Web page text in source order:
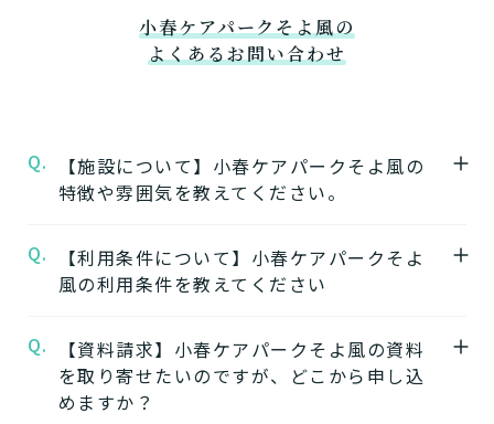
小春ケアパークそよ風の
よくあるお問い合わせ
Q.
【施設について】小春ケアパークそよ風の
特徴や雰囲気を教えてください。
★施設の特徴★
小春ケアパークそよ風の公式ページでは施設
す。
★施設の雰囲気★
Q.
【利用条件について】小春ケアパークそよ
風の利用条件を教えてください
要介護度：自立、要支援1、要支援2、要介護
1、要介護2、要介護3、要介護4、要介護5
※施設ごとに年齢などの入居条件がございま
Q.
【資料請求】小春ケアパークそよ風の資料
を取り寄せたいのですが、どこから申し込
めますか？